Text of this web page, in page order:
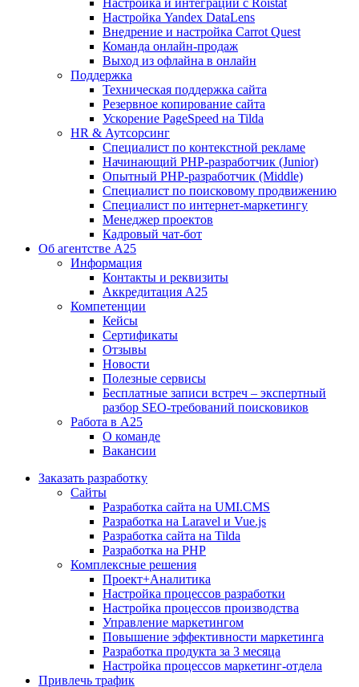
Настройка и интеграции с Roistat
Настройка Yandex DataLens
Внедрение и настройка Carrot Quest
Команда онлайн-продаж
Выход из офлайна в онлайн
Поддержка
Техническая поддержка сайта
Резервное копирование сайта
Ускорение PageSpeed на Tilda
HR & Аутсорсинг
Специалист по контекстной рекламе
Начинающий PHP-разработчик (Junior)
Опытный PHP-разработчик (Middle)
Специалист по поисковому продвижению
Специалист по интернет-маркетингу
Менеджер проектов
Кадровый чат-бот
Об агентстве А25
Информация
Контакты и реквизиты
Аккредитация А25
Компетенции
Кейсы
Сертификаты
Отзывы
Новости
Полезные сервисы
Бесплатные записи встреч – экспертный
разбор SEO-требований поисковиков
Работа в А25
О команде
Вакансии
Заказать разработку
Сайты
Разработка сайта на UMI.CMS
Разработка на Laravel и Vue.js
Разработка сайта на Tilda
Разработка на PHP
Комплексные решения
Проект+Аналитика
Настройка процессов разработки
Настройка процессов производства
Управление маркетингом
Повышение эффективности маркетинга
Разработка продукта за 3 месяца
Настройка процессов маркетинг-отдела
Привлечь трафик